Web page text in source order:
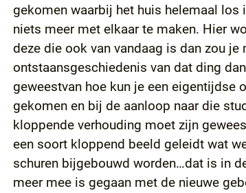
gekomen waarbij het huis helemaal los
niets meer met elkaar te maken. Hier
deze die ook van vandaag is dan zou
ontstaansgeschiedenis van dat ding
geweestvan hoe kun je een
gekomen en bij de aanloop naar die
kloppende verhouding moet zijn
een soort kloppend beeld geleidt wat
schuren bijgebouwd worden…dat is in
meer mee is gegaan met de nieuwe